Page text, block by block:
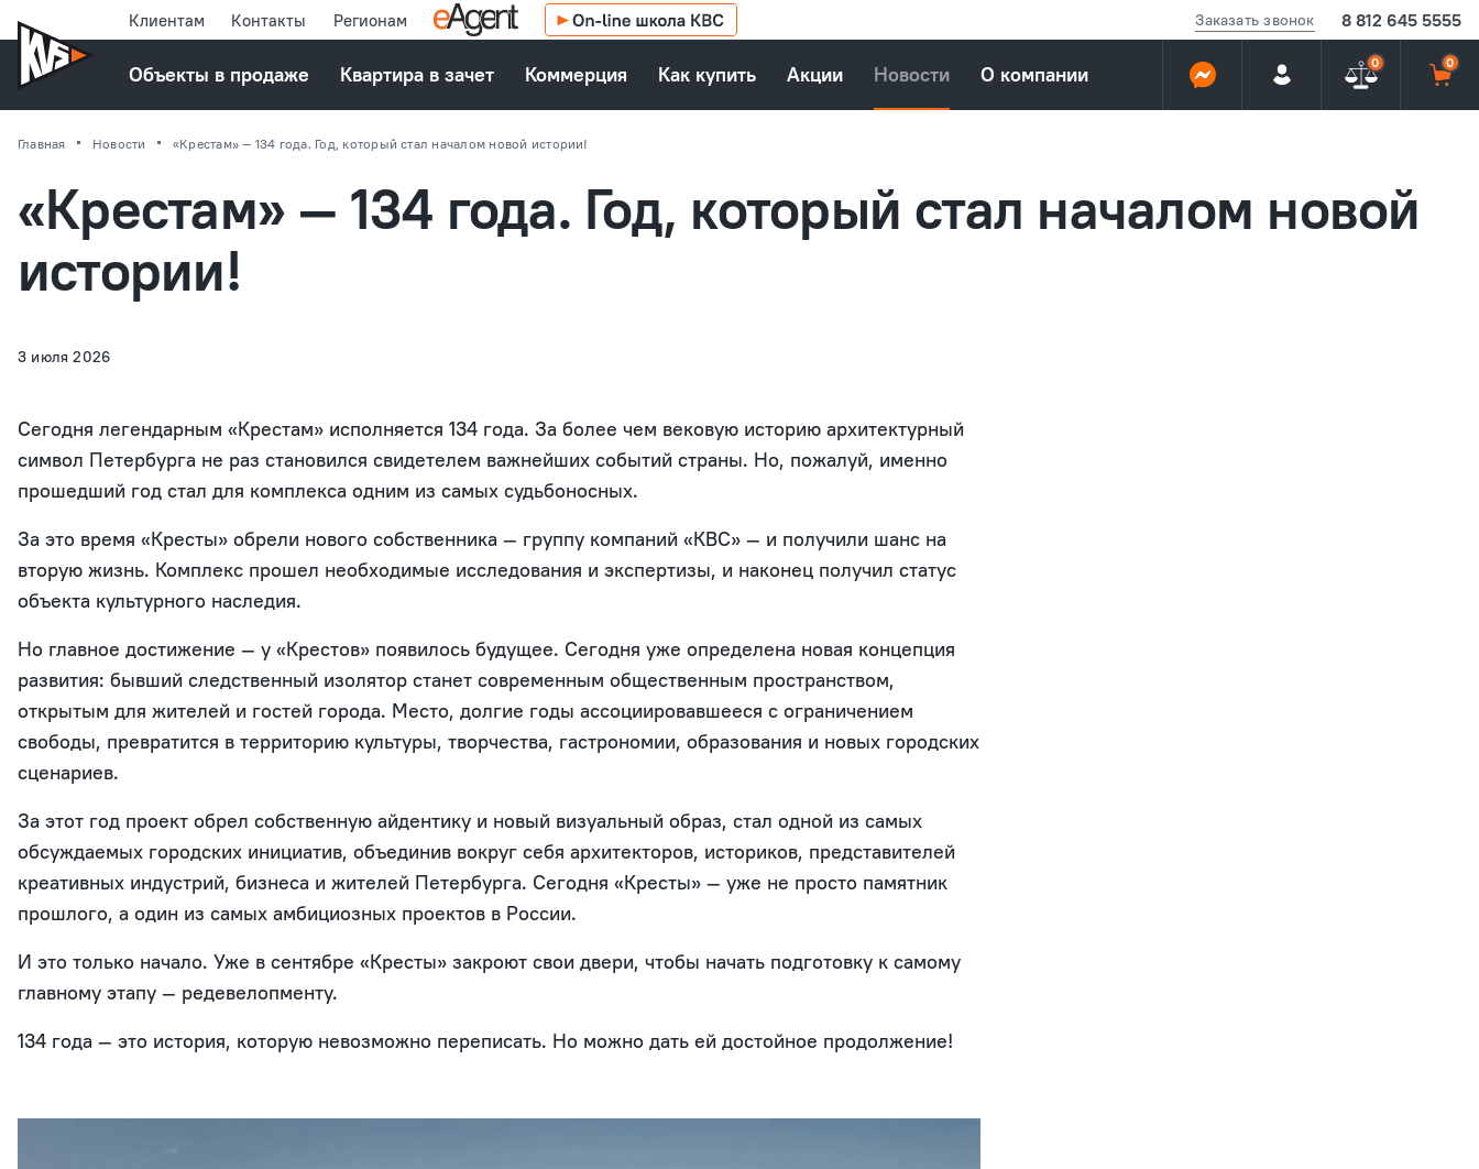
Клиентам Контакты Регионам Заказать звонок 8 812 645 5555
Объекты в продаже Квартира в зачет Коммерция Как купить Акции Новости О компании 0 0
Главная Новости «Крестам» — 134 года. Год, который стал началом новой истории!
«Крестам» — 134 года. Год, который стал началом новой
истории!
3 июля 2026
Сегодня легендарным «Крестам» исполняется 134 года. За более чем вековую историю архитектурный
символ Петербурга не раз становился свидетелем важнейших событий страны. Но, пожалуй, именно
прошедший год стал для комплекса одним из самых судьбоносных.
За это время «Кресты» обрели нового собственника — группу компаний «КВС» — и получили шанс на
вторую жизнь. Комплекс прошел необходимые исследования и экспертизы, и наконец получил статус
объекта культурного наследия.
Но главное достижение — у «Крестов» появилось будущее. Сегодня уже определена новая концепция
развития: бывший следственный изолятор станет современным общественным пространством,
открытым для жителей и гостей города. Место, долгие годы ассоциировавшееся с ограничением
свободы, превратится в территорию культуры, творчества, гастрономии, образования и новых городских
сценариев.
За этот год проект обрел собственную айдентику и новый визуальный образ, стал одной из самых
обсуждаемых городских инициатив, объединив вокруг себя архитекторов, историков, представителей
креативных индустрий, бизнеса и жителей Петербурга. Сегодня «Кресты» — уже не просто памятник
прошлого, а один из самых амбициозных проектов в России.
И это только начало. Уже в сентябре «Кресты» закроют свои двери, чтобы начать подготовку к самому
главному этапу — редевелопменту.
134 года — это история, которую невозможно переписать. Но можно дать ей достойное продолжение!